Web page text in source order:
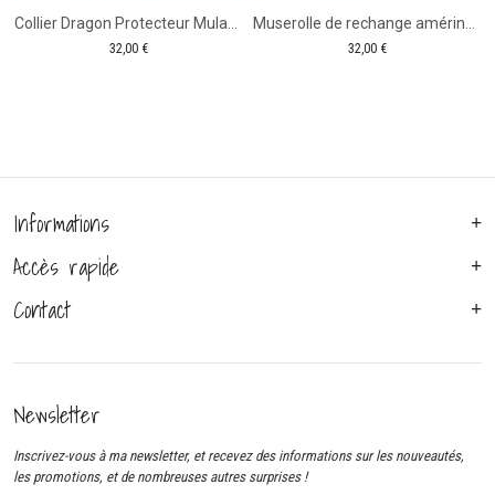
32,00 € 32,00 €
Informations
Accès rapide
Contact
Newsletter
Inscrivez-vous à ma newsletter, et recevez des informations sur les nouveautés,
les promotions, et de nombreuses autres surprises !